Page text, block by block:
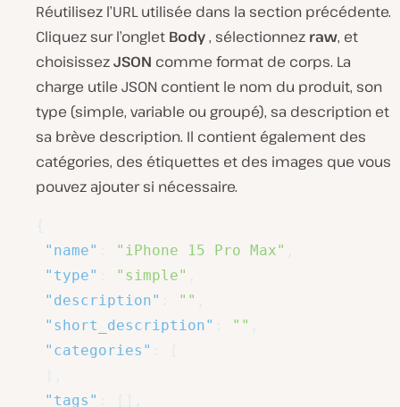
Réutilisez l’URL utilisée dans la section précédente.
Cliquez sur l’onglet Body, sélectionnez raw, et
choisissezJSON comme format de corps. La
charge utile JSON contient le nom du produit, son
type (simple, variable ou groupé), sa description et
sa brève description. Il contient également des
catégories, des étiquettes et des images que vous
pouvez ajouter si nécessaire.
"name"
"iPhone 15 Pro Max"
"type"
"simple"
"description"
""
"short_description"
""
"categories"
"tags"